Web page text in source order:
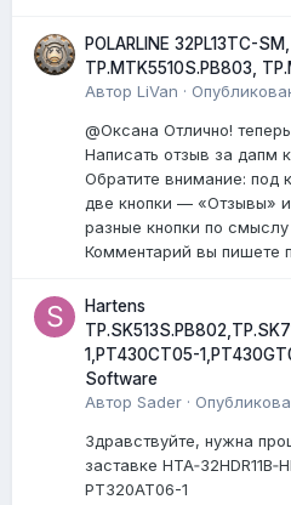
POLARLINE 32PL13TC-
TP.MTK5510S.PB803,
Автор LiVan ·
@Оксана Отлично!
Написать отзыв за дапм
Обратите внимание: под
две кнопки — «Отзывы»
разные кнопки по
Комментарий вы пишете
Hartens
1,PT430CT05-
Software
Автор Sader ·
Здравствуйте, нужна
заставке
PT320AT06-1